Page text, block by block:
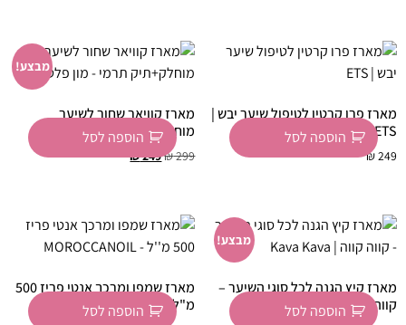
מארז פרו קרטין לטיפול שיער יבש |
ETS
₪249
הוספה לסל
מבצע!
מארז קוויאר שחור לשיער
מוחלק+תיק תרמי – מון פלטין
₪299
₪249
הוספה לסל
מבצע!
מארז קיץ הגנה לכל סוגי השיער –
קווה קווה | Kava Kavaהוספה לסל
מארז שמפו ומרכך אנטי פריז 500
מ"ל – MOROCCANOIL
הוספה לסל